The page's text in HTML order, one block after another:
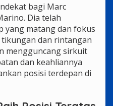
bagi Marc
Dia telah
yang matang dan fokus
dan rintangan
mengguncang sirkuit
dan keahliannya
posisi terdepan di